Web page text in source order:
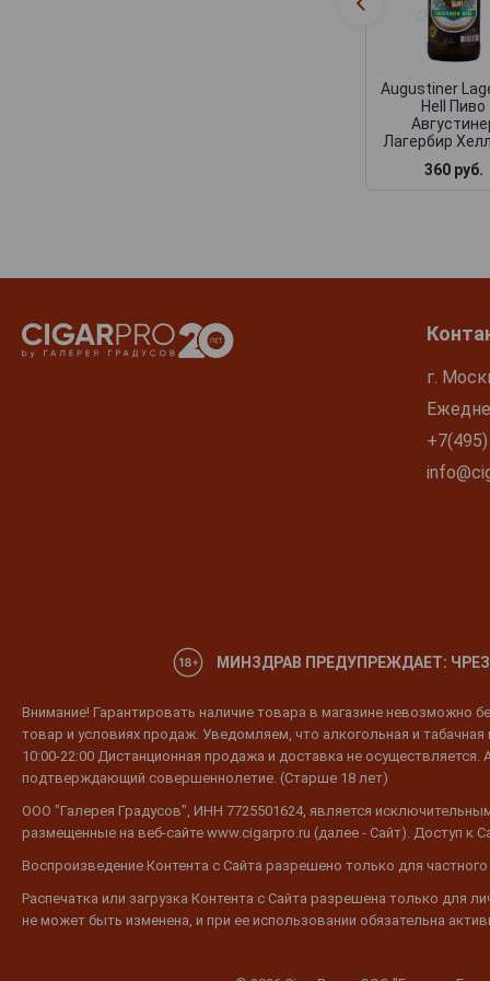
Augustiner
Hell Пиво
Лагербир
360 руб.
г.
МИНЗДРАВ ПРЕДУПРЕЖДАЕТ:
Внимание! Гарантировать наличие товара в магазине невозможно
товар и условиях продаж. Уведомляем, что алкогольная и
10:00-22:00 Дистанционная продажа и доставка не
подтверждающий совершеннолетие. (Старше 18 лет)
ООО "Галерея Градусов", ИНН 7725501624, является
размещенные на веб-сайте www.cigarpro.ru (далее - Сайт). Доступ к
Воспроизведение Контента с Сайта разрешено только для
Распечатка или загрузка Контента с Сайта разрешена только для
не может быть изменена, и при ее использовании обязательна